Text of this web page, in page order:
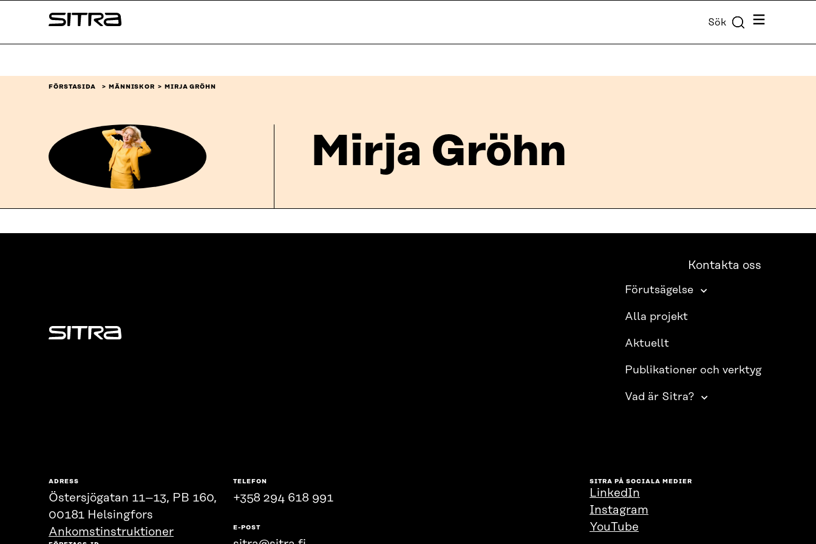
↓
Sitra Sök Meny
FÖRSTASIDA MÄNNISKOR MIRJA GRÖHN
Mirja Gröhn
Sitra
Kontakta oss
Förutsägelse
Alla projekt
Aktuellt
Publikationer och verktyg
Vad är Sitra?
ADRESS
Östersjögatan 11–13, PB 160,
00181 Helsingfors
Ankomstinstruktioner
TELEFON
+358 294 618 991
E-POST
SITRA PÅ SOCIALA MEDIER
LinkedIn
Instagram
YouTube